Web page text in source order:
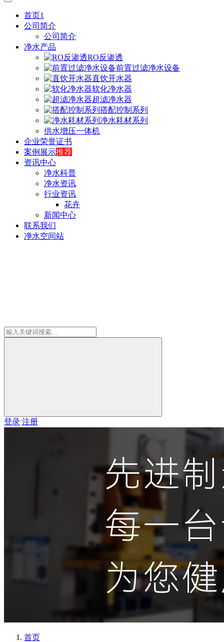
首页1
公司简介
公司简介
净水产品
RO反渗透
前置过滤净水设备
直饮开水器
软化净水器
超滤净水器
搭配控制系列
净水耗材系列
供水增压一体机
企业荣誉证书
案例展示推荐
资讯中心
净水科普
净水资讯
行业资讯
花卉
新闻中心
联系我们
净水空间站
登录 注册
首页